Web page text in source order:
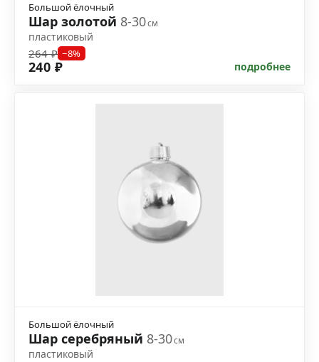
Большой ёлочный
Шар золотой 8-30см
пластиковый
264 ₽ −8%
240 ₽ подробнее
Большой ёлочный
Шар серебряный 8-30см
пластиковый